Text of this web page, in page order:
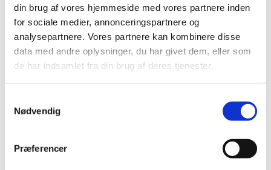
din brug af vores hjemmeside med vores partnere inden
for sociale medier, annonceringspartnere og
analysepartnere. Vores partnere kan kombinere disse
data med andre oplysninger, du har givet dem, eller som
de har indsamlet fra din brug af deres tjenester.
Nødvendig
Præferencer